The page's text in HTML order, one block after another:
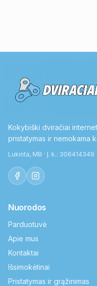
Kokybiški dviračiai
pristatymas ir nemokama
Lukinta, MB · Į. k.: 306414349
Nuorodos
Parduotuvė
Apie mus
Kontaktai
Išsimokėtinai
Pristatymas ir grąžinimas